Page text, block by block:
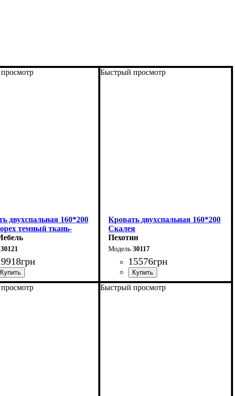
двухспальная 160*200
темный ткань-
Серия-Элит
30121
грн
Быстрый просмотр
Кровать двухспальная 160*200
Скалея
Пехотин
30117
15576грн
Быстрый просмотр